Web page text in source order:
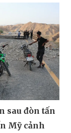
sau đòn tấn
Mỹ cảnh